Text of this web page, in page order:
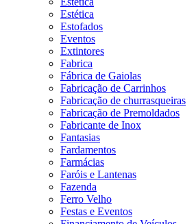
Estética
Estofados
Eventos
Extintores
Fabrica
Fábrica de Gaiolas
Fabricação de Carrinhos
Fabricação de churrasqueiras
Fabricação de Premoldados
Fabricante de Inox
Fantasias
Fardamentos
Farmácias
Faróis e Lantenas
Fazenda
Ferro Velho
Festas e Eventos